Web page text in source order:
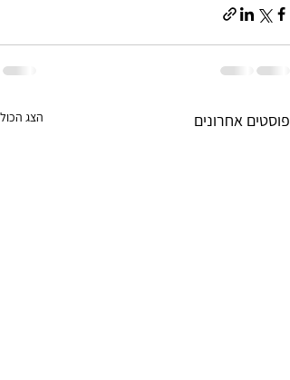
פוסטים אחרונים הצג הכול